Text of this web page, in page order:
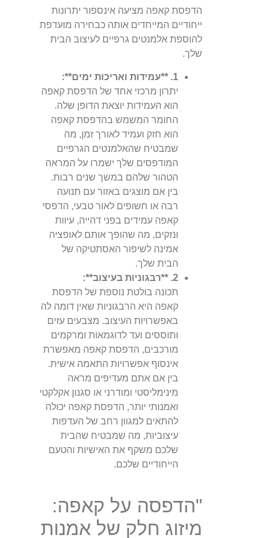
הדפסת קאפה מציעה אינספור יתרונות
ייחודיים המייחדים אותה כבחירה מועדפת
להוספת אלמנטים גרפיים לעיצוב הבית
שלך.
1. **עמידות ואריכות ימים**:
יתרון מרכזי אחד של הדפסת קאפה
הוא העמידות יוצאת הדופן שלה.
החומר המשמש בהדפסת קאפה
הוא חזק ועמיד לאורך זמן, מה
שמבטיח שהאלמנטים הגרפיים
המודפסים שלך ישמרו על המראה
הטהור שלהם במשך שנים רבות.
בין אם מוצגים באזור עם תנועה
רבה או חשופים לאור טבעי, הדפסי
קאפה עמידים בפני דהייה, עיוות
ונזקים, מה שהופך אותם לאופציה
אמינה לשיפור האסתטיקה של
הבית שלך.
2. **רבגוניות בעיצוב**:
תכונה בולטת נוספת של הדפסת
קאפה היא הרבגוניות שאין דומה לה
באפשרויות העיצוב. מצבעים עזים
ותוססים ועד לדוגמאות ומרקמים
מורכבים, הדפסת קאפה מאפשרת
אינסוף אפשרויות התאמה אישית.
בין אם אתם מעדיפים מראה
מינימליסטי ומודרני או סגנון אקלקטי
ואמנותי יותר, הדפסת קאפה יכולה
להתאים למגוון רחב של העדפות
עיצוביות, מה שמבטיח שהבית
שלכם משקף את האישיות והטעם
הייחודיים שלכם.
"הדפסה על קאפה:
מיזוג חלק של אמנות